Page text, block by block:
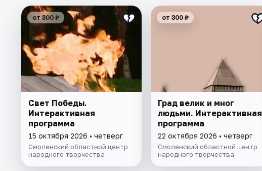
от 300 ₽
Свет Победы.
Интерактивная
программа
15 октября 2026 • четверг
Смоленский областной центр
народного творчества
от 300 ₽
Град велик и мног
людьми. Интерактивная
программа
22 октября 2026 • четверг
Смоленский областной центр
народного творчества